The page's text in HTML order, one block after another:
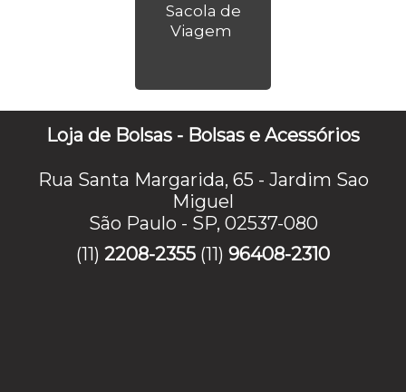
Sacola de
Viagem
Loja de Bolsas - Bolsas e Acessórios
Rua Santa Margarida, 65 - Jardim Sao
Miguel
São Paulo - SP, 02537-080
(11) 2208-2355 (11) 96408-2310